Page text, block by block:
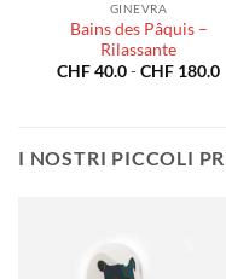
GINEVRA
Bains des Pâquis –
Rilassante
CHF40.0-CHF 180.0
a
I NOSTRI PICCOLI